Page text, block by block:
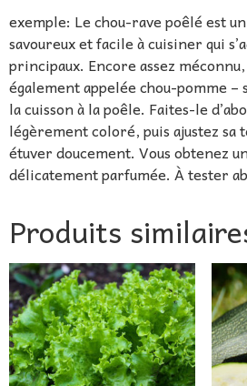
exemple: Le chou-rave poêlé est
savoureux et facile à cuisiner qui
principaux. Encore assez
également appelée chou-pomme
la cuisson à la poêle. Faites-le
légèrement coloré, puis ajustez sa
étuver doucement. Vous obtenez
délicatement parfumée. À tester
Produits